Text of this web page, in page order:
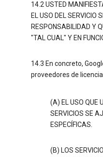
14.2 USTED
EL USO DEL SERVICIO
RESPONSABILIDAD Y
"TAL CUAL" Y EN
14.3 En concreto,
proveedores de
(A) EL USO QUE
SERVICIOS SE
ESPECÍFICAS.
(B) LOS